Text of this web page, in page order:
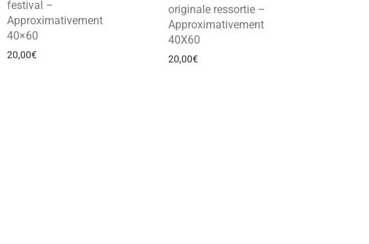
festival –
Approximativement
40×60
20,00€
originale ressortie –
Approximativement
40X60
20,00€